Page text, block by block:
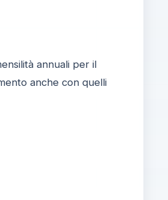
annuali per il
anche con quelli